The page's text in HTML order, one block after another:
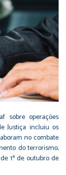
sobre operações
Justiça incluiu os
no combate
do terrorismo,
1º de outubro de